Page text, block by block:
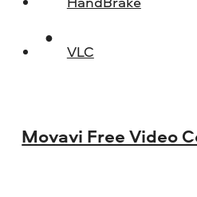
VLC
Movavi Free Video